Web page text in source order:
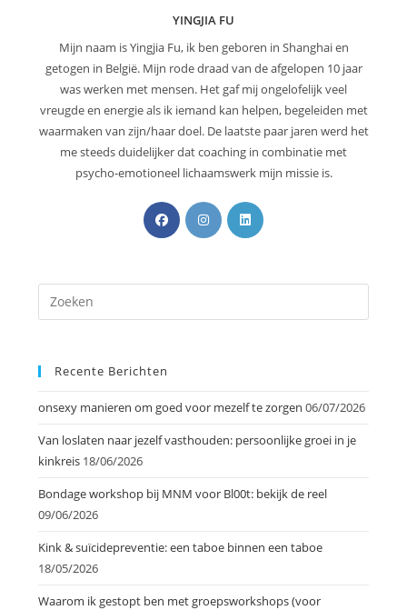
YINGJIA FU
Mijn naam is Yingjia Fu, ik ben geboren in Shanghai en
getogen in België. Mijn rode draad van de afgelopen 10 jaar
was werken met mensen. Het gaf mij ongelofelijk veel
vreugde en energie als ik iemand kan helpen, begeleiden met
waarmaken van zijn/haar doel. De laatste paar jaren werd het
me steeds duidelijker dat coaching in combinatie met
psycho-emotioneel lichaamswerk mijn missie is.
Recente Berichten
onsexy manieren om goed voor mezelf te zorgen 06/07/2026
Van loslaten naar jezelf vasthouden: persoonlijke groei in je
kinkreis 18/06/2026
Bondage workshop bij MNM voor Bl00t: bekijk de reel
09/06/2026
Kink & suïcidepreventie: een taboe binnen een taboe
18/05/2026
Waarom ik gestopt ben met groepsworkshops (voor